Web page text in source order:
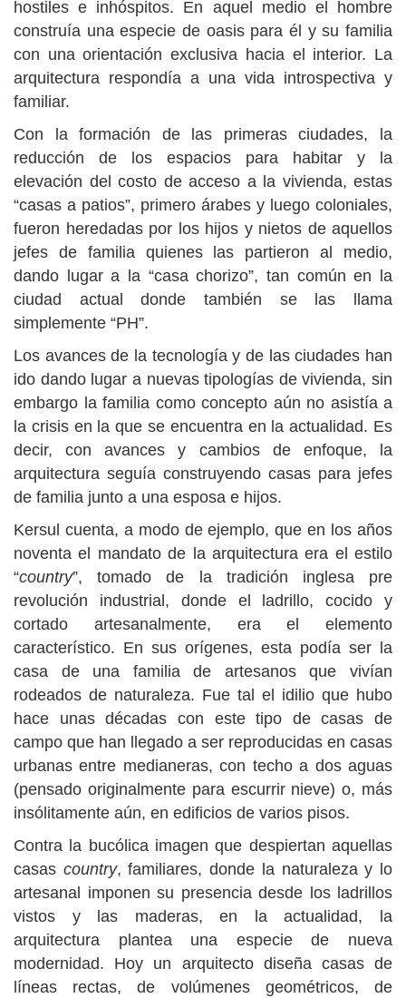
hostiles e inhóspitos. En aquel medio el hombre
construía una especie de oasis para él y su familia
con una orientación exclusiva hacia el interior. La
arquitectura respondía a una vida introspectiva y
familiar.
Con la formación de las primeras ciudades, la
reducción de los espacios para habitar y la
elevación del costo de acceso a la vivienda, estas
“casas a patios”, primero árabes y luego coloniales,
fueron heredadas por los hijos y nietos de aquellos
jefes de familia quienes las partieron al medio,
dando lugar a la “casa chorizo”, tan común en la
ciudad actual donde también se las llama
simplemente “PH”.
Los avances de la tecnología y de las ciudades han
ido dando lugar a nuevas tipologías de vivienda, sin
embargo la familia como concepto aún no asistía a
la crisis en la que se encuentra en la actualidad. Es
decir, con avances y cambios de enfoque, la
arquitectura seguía construyendo casas para jefes
de familia junto a una esposa e hijos.
Kersul cuenta, a modo de ejemplo, que en los años
noventa el mandato de la arquitectura era el estilo
“country”, tomado de la tradición inglesa pre
revolución industrial, donde el ladrillo, cocido y
cortado artesanalmente, era el elemento
característico. En sus orígenes, esta podía ser la
casa de una familia de artesanos que vivían
rodeados de naturaleza. Fue tal el idilio que hubo
hace unas décadas con este tipo de casas de
campo que han llegado a ser reproducidas en casas
urbanas entre medianeras, con techo a dos aguas
(pensado originalmente para escurrir nieve) o, más
insólitamente aún, en edificios de varios pisos.
Contra la bucólica imagen que despiertan aquellas
casas country, familiares, donde la naturaleza y lo
artesanal imponen su presencia desde los ladrillos
vistos y las maderas, en la actualidad, la
arquitectura plantea una especie de nueva
modernidad. Hoy un arquitecto diseña casas de
líneas rectas, de volúmenes geométricos, de